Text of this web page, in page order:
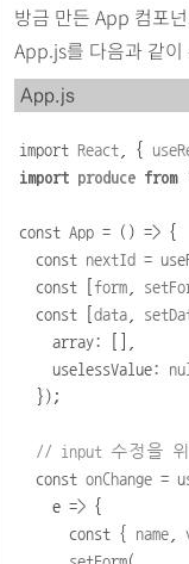
방금 만든 App 컴포
App.js를 다음과 같이
App.js
import React {
import produce from
const App = () => {
const nextId =
const
form
const
[data
    array
:
    uselessValue
:
});
// input 수정을
const onChange =
e => {
const { name